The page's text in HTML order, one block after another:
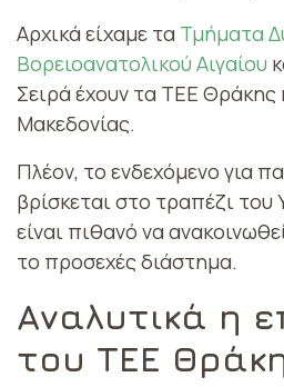
Αρχικά είχαμε τα Τμήματα
Βορειοανατολικού Αιγαίου
Σειρά έχουν τα ΤΕΕ Θράκης
Μακεδονίας.
Πλέον, το ενδεχόμενο για
βρίσκεται στο τραπέζι του
είναι πιθανό να
το προσεχές διάστημα.
Αναλυτικά η
του ΤΕΕ